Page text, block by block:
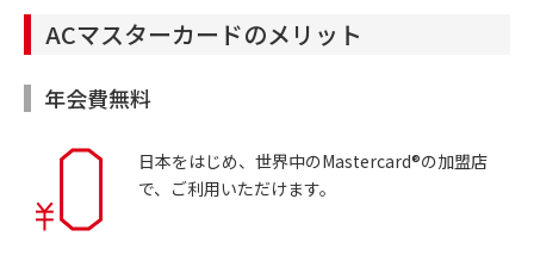
ACマスターカードのメリット
年会費無料
日本をはじめ、世界中のMastercard®の加盟店
で、ご利用いただけます。